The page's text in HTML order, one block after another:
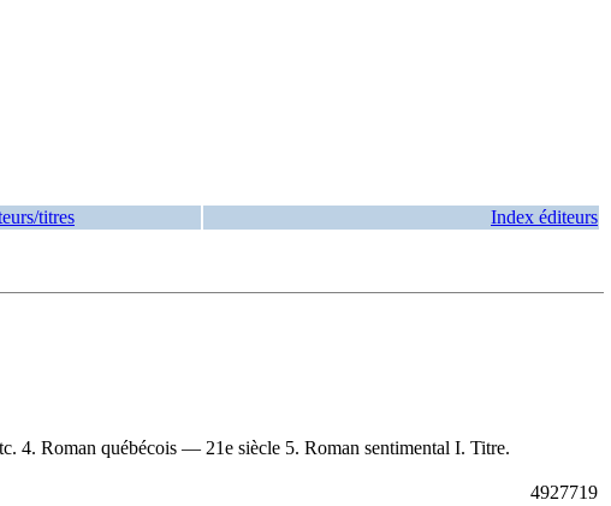
titres Index éditeurs
4. Roman québécois — 21e siècle 5. Roman sentimental I. Titre.
4927719